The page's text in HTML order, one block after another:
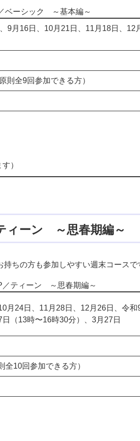
ベーシック ～基本編～
9月16日、10月21日、11月18日、12
則全9回参加できる方）
）
ィーン ～思春期編～
ちの方も参加しやすい週末コースで
／ティーン ～思春期編～
月24日、11月28日、12月26日、令和
（13時〜16時30分）、3月27日
10回参加できる方）